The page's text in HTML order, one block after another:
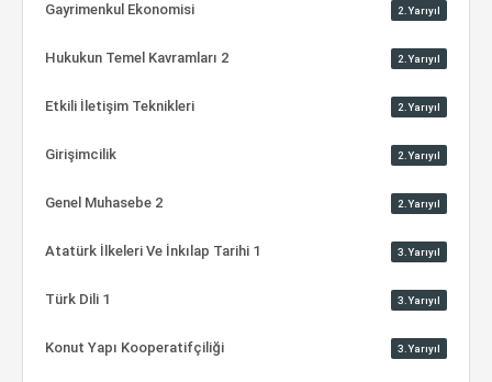
Gayrimenkul Ekonomisi 2.Yarıyıl
Hukukun Temel Kavramları 2 2.Yarıyıl
Etkili İletişim Teknikleri 2.Yarıyıl
Girişimcilik 2.Yarıyıl
Genel Muhasebe 2 2.Yarıyıl
Atatürk İlkeleri Ve İnkılap Tarihi 1 3.Yarıyıl
Türk Dili 1 3.Yarıyıl
Konut Yapı Kooperatifçiliği 3.Yarıyıl